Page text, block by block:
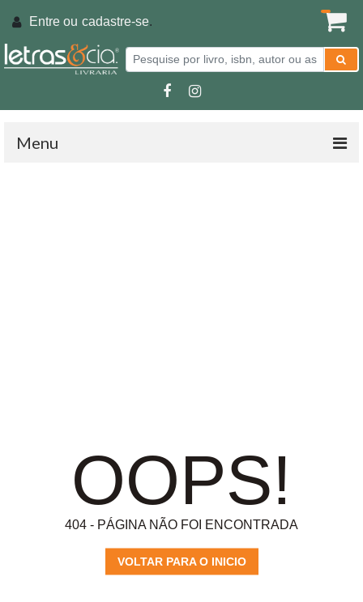
Entre ou cadastre-se.
Menu
OOPS!
404 - PÁGINA NÃO FOI ENCONTRADA
VOLTAR PARA O INICIO